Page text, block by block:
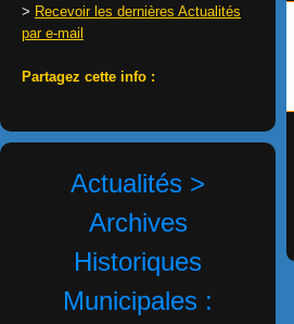
> Recevoir les dernières Actualités
par e-mail
Partagez cette info :
Actualités >
Archives
Historiques
Municipales :